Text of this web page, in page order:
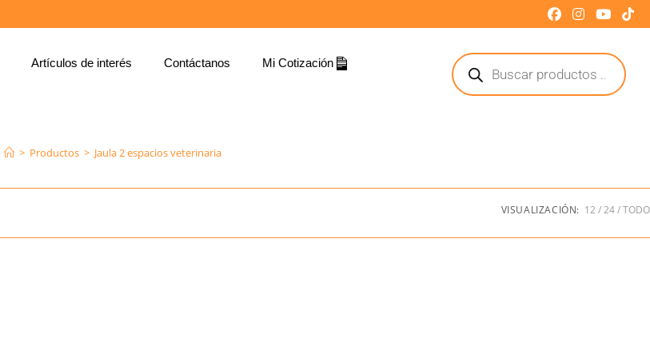
Artículos de interés Contáctanos Mi Cotización
> Productos > Jaula 2 espacios veterinaria
VISUALIZACIÓN: 12 24 TODO